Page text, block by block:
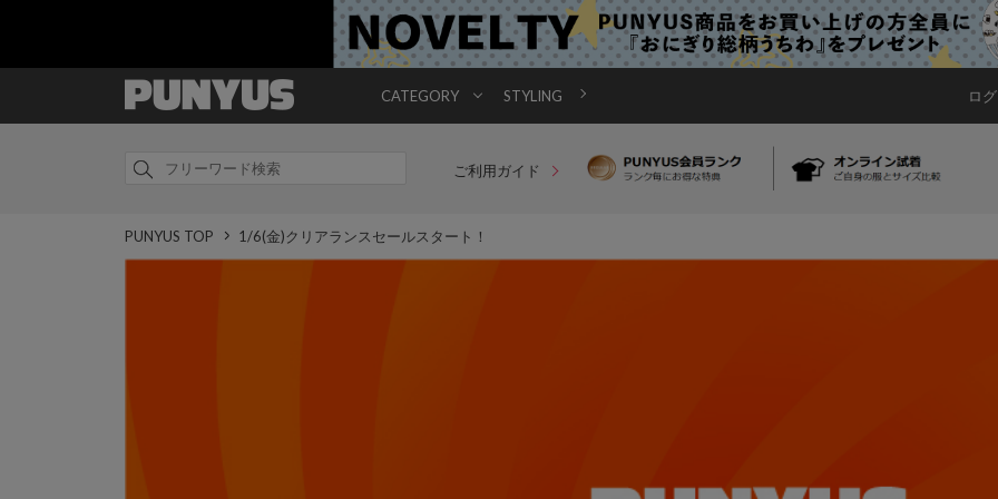
CATEGORY STYLING ロ
ご利用ガイド
PUNYUS TOP 1/6(金)クリアランスセールスタート！